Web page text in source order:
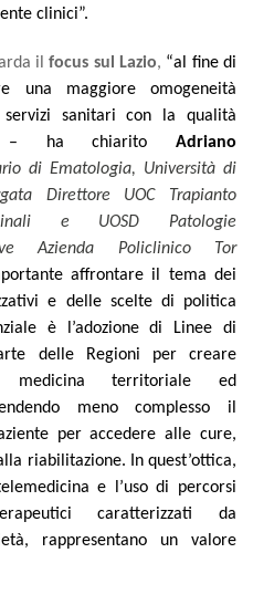
clinici”.
ilfocus sul Lazio, “al fine di
una maggiore omogeneità
servizi sanitari con la qualità
– ha chiarito Adriano
di Ematologia, Università di
Direttore UOC Trapianto
e UOSD Patologie
Azienda Policlinico Tor
affrontare il tema dei
e delle scelte di politica
è l’adozione di Linee di
delle Regioni per creare
territoriale ed
meno complesso il
per accedere alle cure,
riabilitazione. In quest’ottica,
e l’uso di percorsi
caratterizzati da
rappresentano un valore